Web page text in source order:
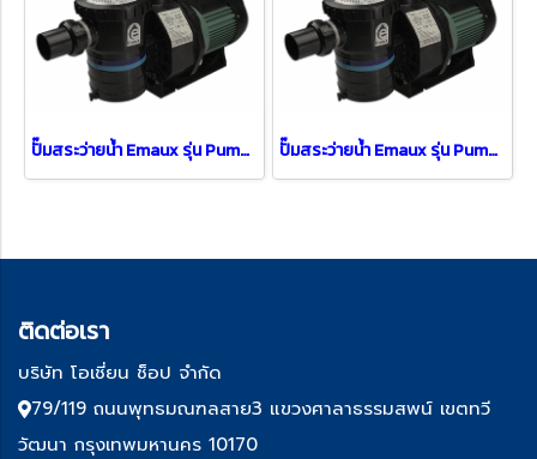
ปั๊มสระว่ายน้ำ Emaux รุ่น Pump SB30 ( 3 HP / 1 PH ) ปั๊มสระว่ายน้ำ Emaux รุ่น Pump SB20 ( 2 HP )
ติดต่อเรา
บริษัท โอเชี่ยน ช็อป จำกัด
79/119 ถนนพุทธมณฑลสาย3 แขวงศาลาธรรมสพน์ เขตทวี
วัฒนา กรุงเทพมหานคร 10170